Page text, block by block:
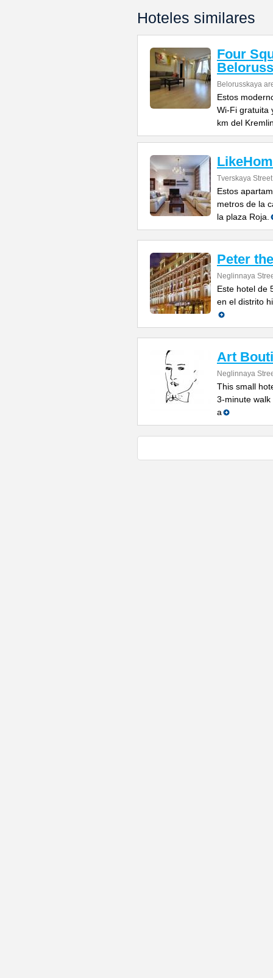
Hoteles similares
Four
Belorusskaya
Estos
Wi-Fi gratuita
km del
Tverskaya
Estos
metros de la
la plaza Roja.
Peter
Neglinnaya
Este hotel de
en el distrito
Art
Neglinnaya
This small
3-minute
a